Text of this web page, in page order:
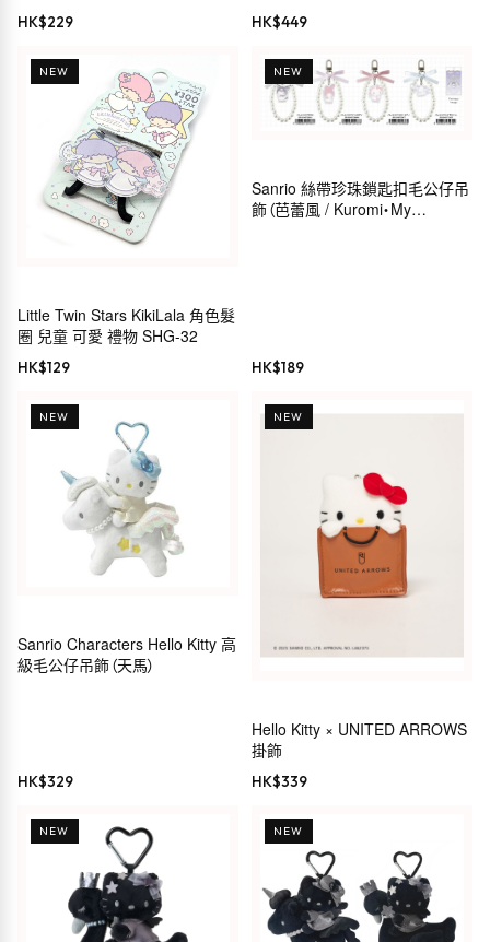
HK$229
Sanrio 穿搭系列）
HK$449
NEW
Little Twin Stars KikiLala 角色髮
圈 兒童 可愛 禮物 SHG-32
HK$129
NEW
Sanrio 絲帶珍珠鎖匙扣毛公仔吊
飾（芭蕾風 / Kuromi・My
HK$189
NEW
Sanrio Characters Hello Kitty 高
級毛公仔吊飾（天馬）
HK$329
NEW
Hello Kitty × UNITED ARROWS
掛飾
HK$339
NEW NEW